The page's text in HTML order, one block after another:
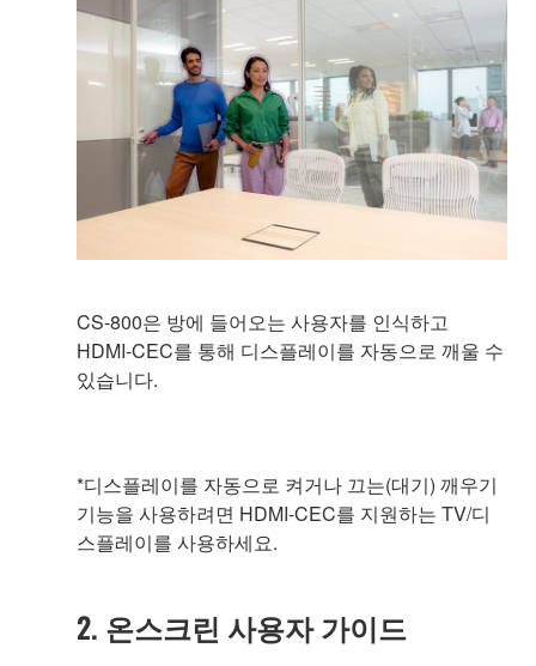
CS-800은 방에 들어오는 사용자를 인식하고
HDMI-CEC를 통해 디스플레이를 자동으로 깨울 수
있습니다.
*디스플레이를 자동으로 켜거나 끄는(대기) 깨우기
기능을 사용하려면 HDMI-CEC를 지원하는 TV/디
스플레이를 사용하세요.
2. 온스크린 사용자 가이드